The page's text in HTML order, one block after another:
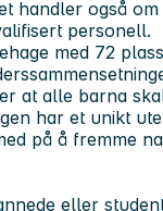
handler også
personell.
med 72
at alle barna
har et unikt
på å fremme
eller